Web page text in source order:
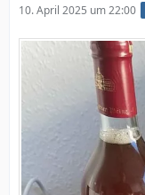
10. April 2025 um 22:00